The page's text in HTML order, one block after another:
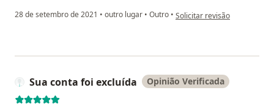
28 de setembro de 2021 • outro lugar • Outro • na opinião do utilizador Joao
Solicitar revisão
Sua conta foi excluída Opinião Verificada